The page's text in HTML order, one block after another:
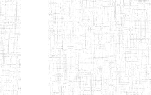
ENIET DE
DOUALA
ENIET DE